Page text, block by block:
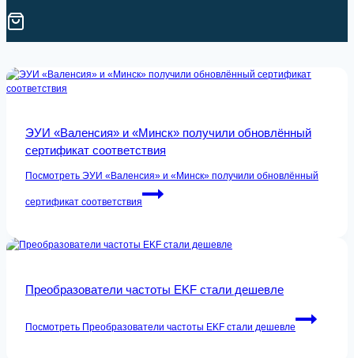
ЭУИ «Валенсия» и «Минск» получили обновлённый
сертификат соответствия
Посмотреть ЭУИ «Валенсия» и «Минск» получили обновлённый
сертификат соответствия
Преобразователи частоты EKF стали дешевле
Посмотреть Преобразователи частоты EKF стали дешевле